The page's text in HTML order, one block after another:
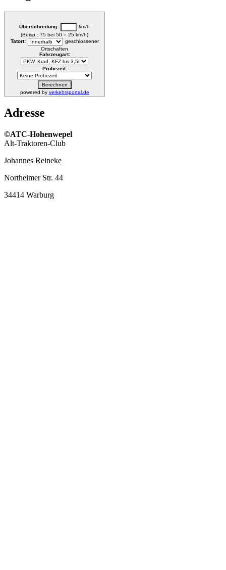
Überschreitung:
km/h
(Beisp.: 75 bei 50 = 25 km/h)
Tatort:
geschlossener
Ortschaften
Fahrzeugart:
Probezeit:
powered by verkehrsportal.de
Adresse
©ATC-Hohenwepel
Alt-Traktoren-Club
Johannes Reineke
Northeimer Str. 44
34414 Warburg